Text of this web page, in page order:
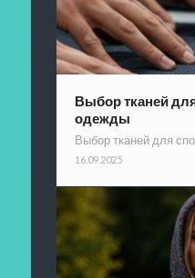
Выбор тканей
одежды
Выбор тканей для
16.09.2025